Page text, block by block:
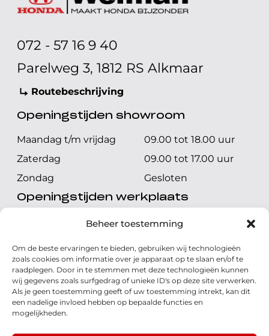
Beheer toestemming
Om de beste ervaringen te bieden, gebruiken wij technologieën
zoals cookies om informatie over je apparaat op te slaan en/of te
raadplegen. Door in te stemmen met deze technologieën kunnen
wij gegevens zoals surfgedrag of unieke ID's op deze site verwerken.
Als je geen toestemming geeft of uw toestemming intrekt, kan dit
een nadelige invloed hebben op bepaalde functies en
mogelijkheden.
072 - 57 16 9 40
Parelweg 3, 1812 RS Alkmaar
Routebeschrijving
Openingstijden showroom
Maandag t/m vrijdag
09.00 tot 18.00 uur
Zaterdag
09.00 tot 17.00 uur
Zondag
Gesloten
Openingstijden werkplaats
Maandag t/m vrijdag
08.00 tot 17.00 uur
Zondag
Gesloten
Volg ons